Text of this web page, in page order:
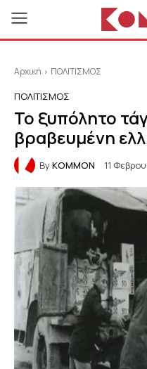
Αρχική ΠΟΛΙΤΙΣΜΟΣ
ΠΟΛΙΤΙΣΜΟΣ
Το ξυπόλητο
βραβευμένη
ByKOMMON 11